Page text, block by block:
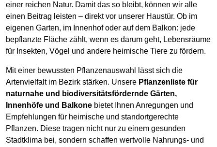
einer reichen Natur. Damit das so bleibt, können wir alle
einen Beitrag leisten – direkt vor unserer Haustür. Ob im
eigenen Garten, im Innenhof oder auf dem Balkon: jede
bepflanzte Fläche zählt, wenn es darum geht, Lebensräume
für Insekten, Vögel und andere heimische Tiere zu fördern.
Mit einer bewussten Pflanzenauswahl lässt sich die
Artenvielfalt im Bezirk stärken. Unsere Pflanzenliste für
naturnahe und biodiversitätsfördernde Gärten,
Innenhöfe und Balkone bietet Ihnen Anregungen und
Empfehlungen für heimische und standortgerechte
Pflanzen. Diese tragen nicht nur zu einem gesunden
Stadtklima bei, sondern schaffen wertvolle Nahrungs- und